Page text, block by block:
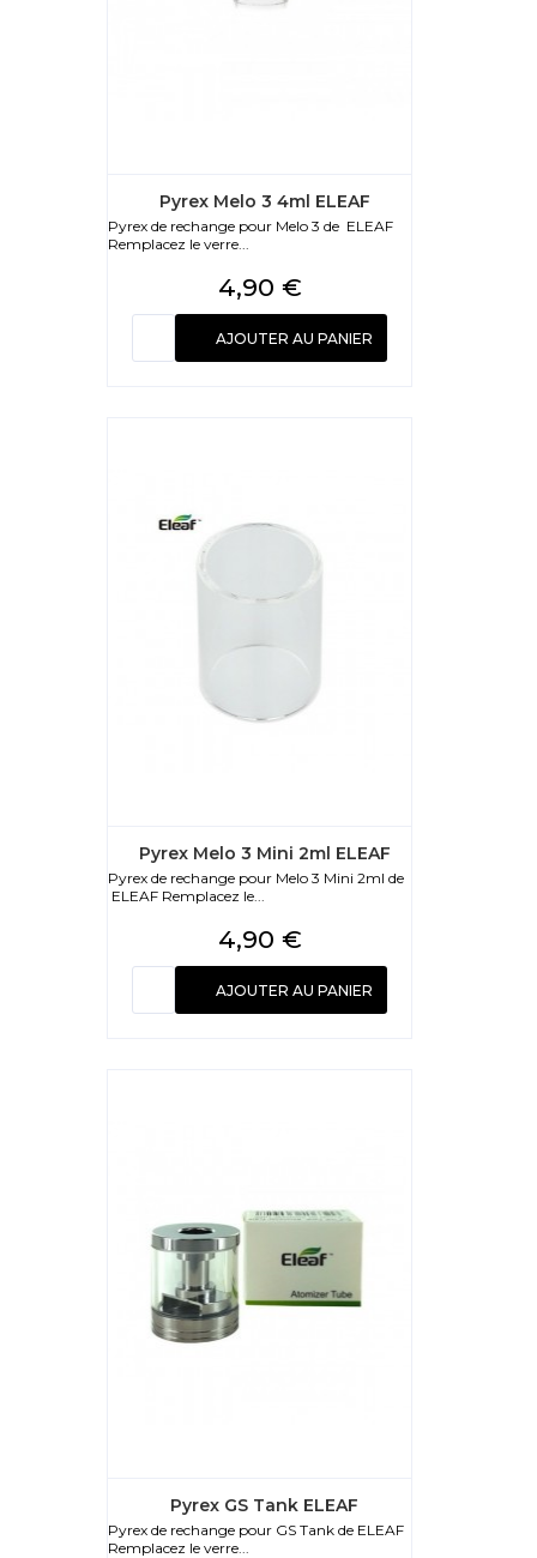
Pyrex Melo 3 4ml ELEAF
Pyrex de rechange pour Melo 3 de ELEAF
Remplacez le verre...
Prix
4,90 €
AJOUTER AU PANIER
Pyrex Melo 3 Mini 2ml ELEAF
Pyrex de rechange pour Melo 3 Mini 2ml de
ELEAF Remplacez le...
Prix
4,90 €
AJOUTER AU PANIER
Pyrex GS Tank ELEAF
Pyrex de rechange pour GS Tank de ELEAF
Remplacez le verre...